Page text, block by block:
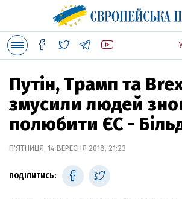
Путін, Трамп та
змусили людей
полюбити ЄС -
П'ЯТНИЦЯ, 14 ВЕРЕСНЯ 2018, 21:23
ПОДІЛИТИСЬ: